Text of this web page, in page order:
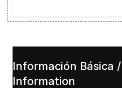
Información Básica
Information